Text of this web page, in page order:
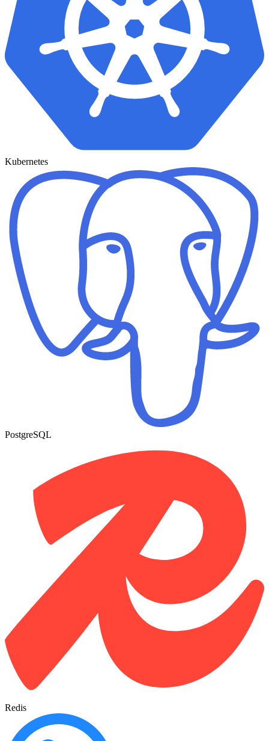
Kubernetes
PostgreSQL
Redis